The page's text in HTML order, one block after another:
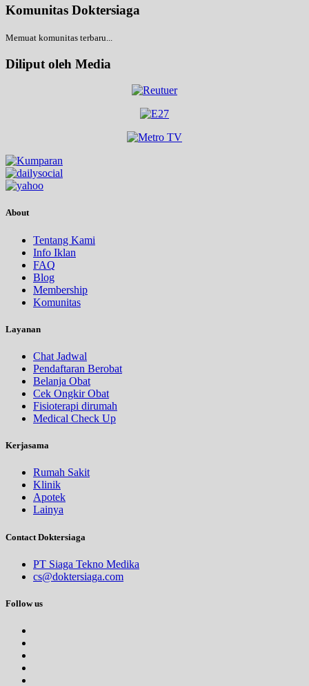
Komunitas Doktersiaga
Memuat komunitas terbaru...
Diliput oleh Media
About
Tentang Kami
Info Iklan
FAQ
Blog
Membership
Komunitas
Layanan
Chat Jadwal
Pendaftaran Berobat
Belanja Obat
Cek Ongkir Obat
Fisioterapi dirumah
Medical Check Up
Kerjasama
Rumah Sakit
Klinik
Apotek
Lainya
Contact Doktersiaga
PT Siaga Tekno Medika
cs@doktersiaga.com
Follow us